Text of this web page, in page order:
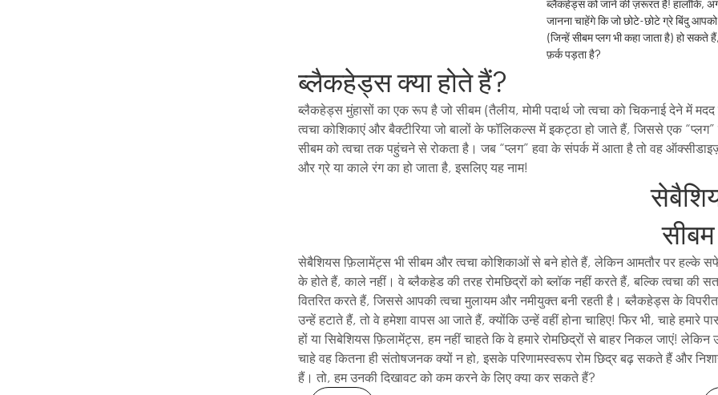
ब्लैकहेड्स को जाने की ज़रूरत है! हालाँकि,
जानना चाहेंगे कि जो छोटे-छोटे ग्रे बिंदु
(जिन्हें सीबम प्लग भी कहा जाता है) हो सकते
फ़र्क पड़ता है?
ब्लैकहेड्स क्या होते हैं?
ब्लैकहेड्स मुंहासों का एक रूप है जो सीबम (तैलीय, मोमी पदार्थ जो त्वचा को चिकनाई देने में
त्वचा कोशिकाएं और बैक्टीरिया जो बालों के फॉलिकल्स में इकट्ठा हो जाते हैं, जिससे एक “प्लग”
सीबम को त्वचा तक पहुंचने से रोकता है। जब “प्लग” हवा के संपर्क में आता है तो वह
और ग्रे या काले रंग का हो जाता है, इसलिए यह नाम!
सेबैशियस फ़िलामेंट्स भी सीबम और त्वचा कोशिकाओं से बने होते हैं, लेकिन आमतौर पर हल्के
के होते हैं, काले नहीं। वे ब्लैकहेड की तरह रोमछिद्रों को ब्लॉक नहीं करते हैं, बल्कि त्वचा की
वितरित करते हैं, जिससे आपकी त्वचा मुलायम और नमीयुक्त बनी रहती है। ब्लैकहेड्स के
उन्हें हटाते हैं, तो वे हमेशा वापस आ जाते हैं, क्योंकि उन्हें वहीं होना चाहिए! फिर भी, चाहे हमारे
हों या सिबेशियस फ़िलामेंट्स, हम नहीं चाहते कि वे हमारे रोमछिद्रों से बाहर निकल जाएं! लेकिन
चाहे वह कितना ही संतोषजनक क्यों न हो, इसके परिणामस्वरूप रोम छिद्र बढ़ सकते हैं और
हैं। तो, हम उनकी दिखावट को कम करने के लिए क्या कर सकते हैं?